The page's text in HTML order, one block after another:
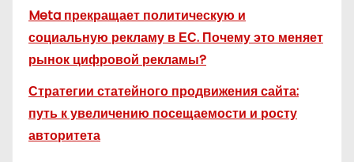
Meta прекращает политическую и
социальную рекламу в ЕС. Почему это меняет
рынок цифровой рекламы?
Стратегии статейного продвижения сайта:
путь к увеличению посещаемости и росту
авторитета